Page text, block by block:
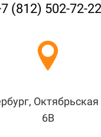
(812) 502-72-22
6В